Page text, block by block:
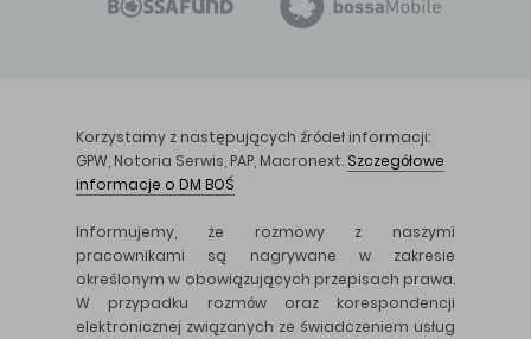
Korzystamy z następujących źródeł informacji:
GPW, Notoria Serwis, PAP, Macronext. Szczegółowe
informacje o DM BOŚ
Informujemy, że rozmowy z naszymi
pracownikami są nagrywane w zakresie
określonym w obowiązujących przepisach prawa.
W przypadku rozmów oraz korespondencji
elektronicznej związanych ze świadczeniem usług